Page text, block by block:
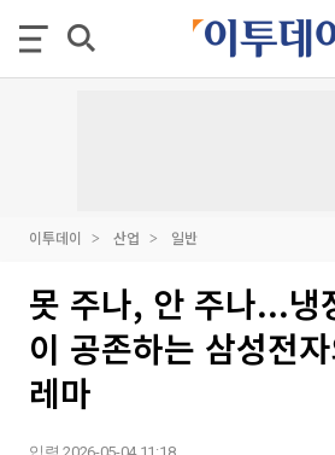
이투데이 산업 일반
못 주나, 안 주나...냉
이 공존하는 삼성전
레마
입력 2026-05-04 11:18